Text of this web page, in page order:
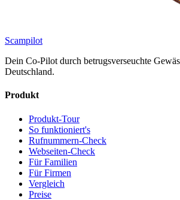
Scampilot
Dein Co-Pilot durch betrugsverseuchte
Deutschland.
Produkt
Produkt-Tour
So funktioniert's
Rufnummern-Check
Webseiten-Check
Für Familien
Für Firmen
Vergleich
Preise